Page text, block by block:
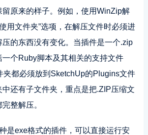
原来的样子。例如，使用WinZip解
用文件夹”选项，在解压文件时必须进
的东西没有变化。当插件是一个.zip
个Ruby脚本及其相关的支持文件
夹都必须放到SketchUp的Plugins文件
还有子文件夹，重点是把.ZIP压缩文
整解压。
是exe格式的插件，可以直接运行安